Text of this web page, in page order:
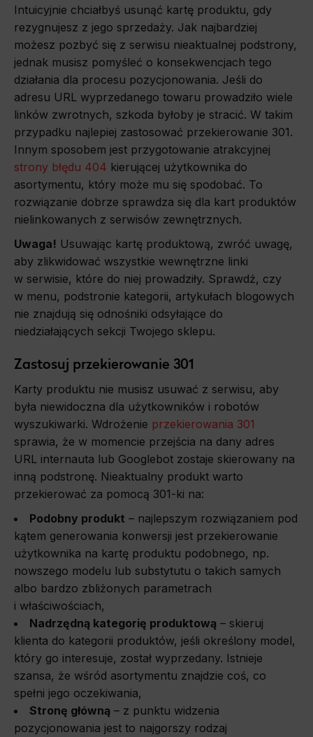
Intuicyjnie chciałbyś usunąć kartę produktu, gdy
rezygnujesz z jego sprzedaży. Jak najbardziej
możesz pozbyć się z serwisu nieaktualnej podstrony,
jednak musisz pomyśleć o konsekwencjach tego
działania dla procesu pozycjonowania. Jeśli do
adresu URL wyprzedanego towaru prowadziło wiele
linków zwrotnych, szkoda byłoby je stracić. W takim
przypadku najlepiej zastosować przekierowanie 301.
Innym sposobem jest przygotowanie atrakcyjnej
strony błędu 404 kierującej użytkownika do
asortymentu, który może mu się spodobać. To
rozwiązanie dobrze sprawdza się dla kart produktów
nielinkowanych z serwisów zewnętrznych.
Uwaga! Usuwając kartę produktową, zwróć uwagę,
aby zlikwidować wszystkie wewnętrzne linki
w serwisie, które do niej prowadziły. Sprawdź, czy
w menu, podstronie kategorii, artykułach blogowych
nie znajdują się odnośniki odsyłające do
niedziałających sekcji Twojego sklepu.
Zastosuj przekierowanie 301
Karty produktu nie musisz usuwać z serwisu, aby
była niewidoczna dla użytkowników i robotów
wyszukiwarki. Wdrożenie przekierowania 301
sprawia, że w momencie przejścia na dany adres
URL internauta lub Googlebot zostaje skierowany na
inną podstronę. Nieaktualny produkt warto
przekierować za pomocą 301-ki na:
Podobny produkt – najlepszym rozwiązaniem pod
kątem generowania konwersji jest przekierowanie
użytkownika na kartę produktu podobnego, np.
nowszego modelu lub substytutu o takich samych
albo bardzo zbliżonych parametrach
i właściwościach,
Nadrzędną kategorię produktową – skieruj
klienta do kategorii produktów, jeśli określony model,
który go interesuje, został wyprzedany. Istnieje
szansa, że wśród asortymentu znajdzie coś, co
spełni jego oczekiwania,
Stronę główną – z punktu widzenia
pozycjonowania jest to najgorszy rodzaj